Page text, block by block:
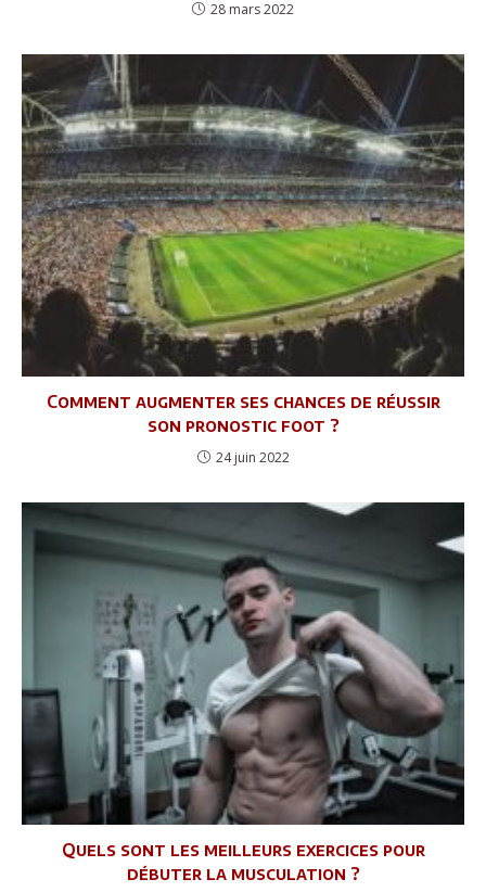
28 mars 2022
Comment augmenter ses chances de réussir
son pronostic foot ?
24 juin 2022
Quels sont les meilleurs exercices pour
débuter la musculation ?